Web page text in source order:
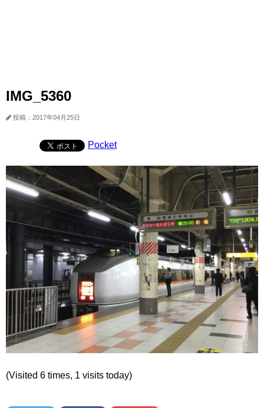
IMG_5360
投稿：2017年04月25日
Pocket
(Visited 6 times, 1 visits today)